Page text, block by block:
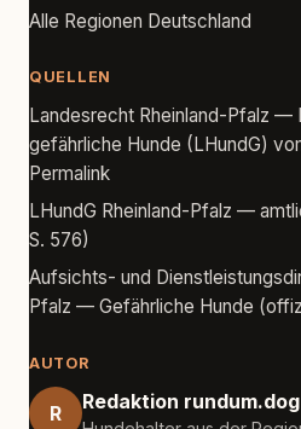
Alle Regionen Deutschland
QUELLEN
Landesrecht Rheinland-Pfalz —
gefährliche Hunde (LHundG)
Permalink
LHundG Rheinland-Pfalz —
S. 576)
Aufsichts- und
Pfalz — Gefährliche Hunde
AUTOR
R Redaktion rundum.dog